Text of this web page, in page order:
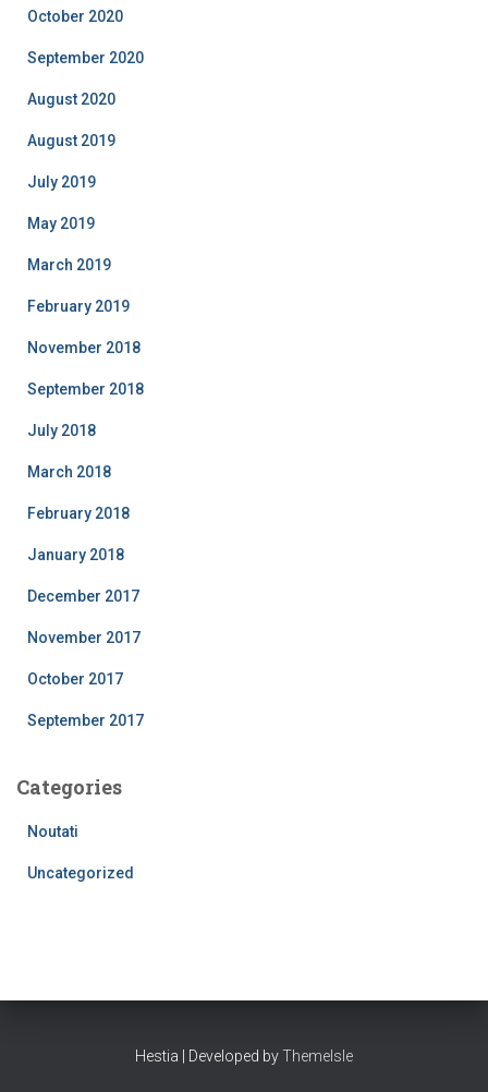
October 2020
September 2020
August 2020
August 2019
July 2019
May 2019
March 2019
February 2019
November 2018
September 2018
July 2018
March 2018
February 2018
January 2018
December 2017
November 2017
October 2017
September 2017
Categories
Noutati
Uncategorized
Hestia | Developed byThemeIsle